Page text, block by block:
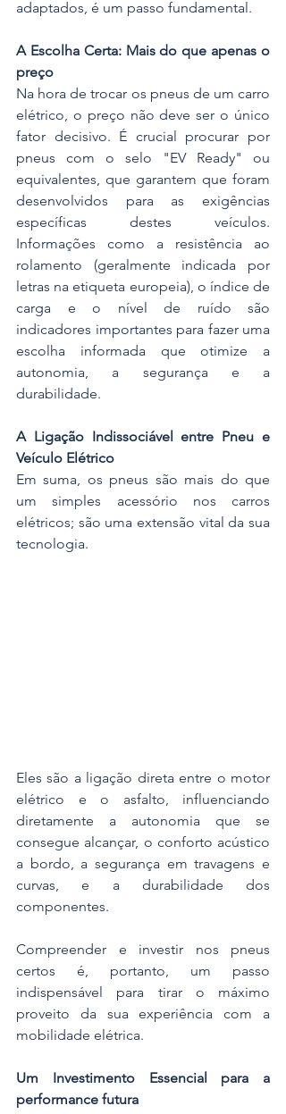
adaptados, é um passo fundamental.
A Escolha Certa: Mais do que apenas o
preço
Na hora de trocar os pneus de um carro
elétrico, o preço não deve ser o único
fator decisivo. É crucial procurar por
pneus com o selo "EV Ready" ou
equivalentes, que garantem que foram
desenvolvidos para as exigências
específicas destes veículos.
Informações como a resistência ao
rolamento (geralmente indicada por
letras na etiqueta europeia), o índice de
carga e o nível de ruído são
indicadores importantes para fazer uma
escolha informada que otimize a
autonomia, a segurança e a
durabilidade.
A Ligação Indissociável entre Pneu e
Veículo Elétrico
Em suma, os pneus são mais do que
um simples acessório nos carros
elétricos; são uma extensão vital da sua
tecnologia.
Eles são a ligação direta entre o motor
elétrico e o asfalto, influenciando
diretamente a autonomia que se
consegue alcançar, o conforto acústico
a bordo, a segurança em travagens e
curvas, e a durabilidade dos
componentes.
Compreender e investir nos pneus
certos é, portanto, um passo
indispensável para tirar o máximo
proveito da sua experiência com a
mobilidade elétrica.
Um Investimento Essencial para a
performance futura